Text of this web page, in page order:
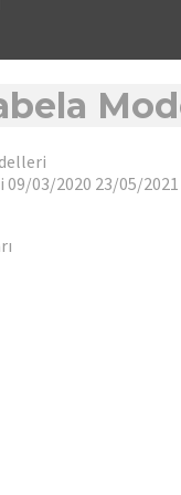
09/03/2020 23/05/2021